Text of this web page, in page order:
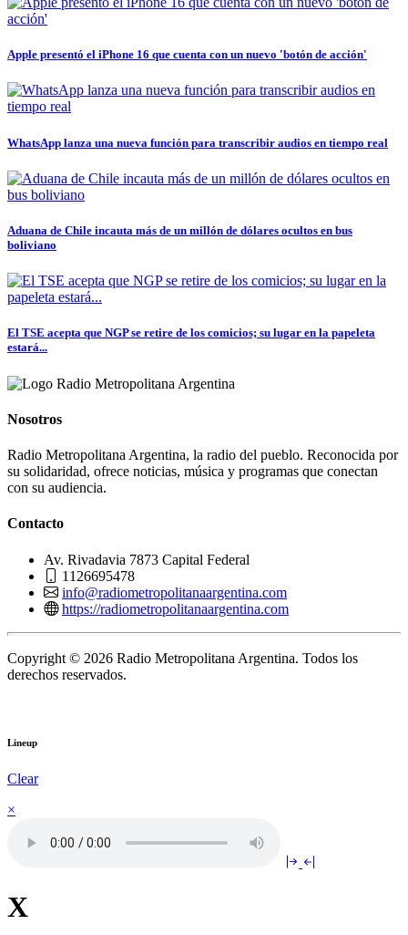
Apple presentó el iPhone 16 que cuenta con un nuevo 'botón de acción'
WhatsApp lanza una nueva función para transcribir audios en tiempo real
Aduana de Chile incauta más de un millón de dólares ocultos en bus
boliviano
El TSE acepta que NGP se retire de los comicios; su lugar en la papeleta
estará...
Nosotros
Radio Metropolitana Argentina, la radio del pueblo. Reconocida por
su solidaridad, ofrece noticias, música y programas que conectan
con su audiencia.
Contacto
Av. Rivadavia 7873 Capital Federal
1126695478
info@radiometropolitanaargentina.com
https://radiometropolitanaargentina.com
Copyright © 2026 Radio Metropolitana Argentina. Todos los
derechos reservados.
Lineup
Clear
×
X